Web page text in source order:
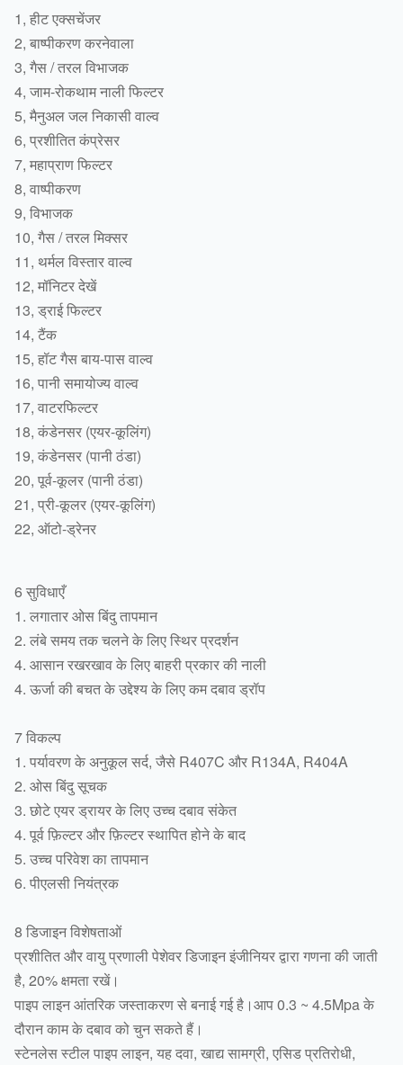
1, हीट एक्सचेंजर
2, बाष्पीकरण करनेवाला
3, गैस / तरल विभाजक
4, जाम-रोकथाम नाली फिल्टर
5, मैनुअल जल निकासी वाल्व
6, प्रशीतित कंप्रेसर
7, महाप्राण फिल्टर
8, वाष्पीकरण
9, विभाजक
10, गैस / तरल मिक्सर
11, थर्मल विस्तार वाल्व
12, मॉनिटर देखें
13, ड्राई फिल्टर
14, टैंक
15, हॉट गैस बाय-पास वाल्व
16, पानी समायोज्य वाल्व
17, वाटरफिल्टर
18, कंडेनसर (एयर-कूलिंग)
19, कंडेनसर (पानी ठंडा)
20, पूर्व-कूलर (पानी ठंडा)
21, प्री-कूलर (एयर-कूलिंग)
22, ऑटो-ड्रेनर
6 सुविधाएँ
1. लगातार ओस बिंदु तापमान
2. लंबे समय तक चलने के लिए स्थिर प्रदर्शन
4. आसान रखरखाव के लिए बाहरी प्रकार की नाली
4. ऊर्जा की बचत के उद्देश्य के लिए कम दबाव ड्रॉप
7 विकल्प
1. पर्यावरण के अनुकूल सर्द, जैसे R407C और R134A, R404A
2. ओस बिंदु सूचक
3. छोटे एयर ड्रायर के लिए उच्च दबाव संकेत
4. पूर्व फ़िल्टर और फ़िल्टर स्थापित होने के बाद
5. उच्च परिवेश का तापमान
6. पीएलसी नियंत्रक
8 डिजाइन विशेषताओं
प्रशीतित और वायु प्रणाली पेशेवर डिजाइन इंजीनियर द्वारा गणना की जाती
है, 20% क्षमता रखें।
पाइप लाइन आंतरिक जस्ताकरण से बनाई गई है।आप 0.3 ~ 4.5Mpa के
दौरान काम के दबाव को चुन सकते हैं।
स्टेनलेस स्टील पाइप लाइन, यह दवा, खाद्य सामग्री, एसिड प्रतिरोधी,